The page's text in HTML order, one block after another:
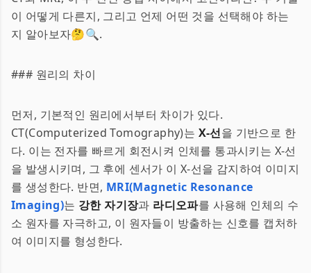
이 어떻게 다른지, 그리고 언제 어떤 것을 선택해야 하는
지 알아보자🤔🔍.
### 원리의 차이
먼저, 기본적인 원리에서부터 차이가 있다.
CT(Computerized Tomography)는 X-선을 기반으로 한
다. 이는 전자를 빠르게 회전시켜 인체를 통과시키는 X-선
을 발생시키며, 그 후에 센서가 이 X-선을 감지하여 이미지
를 생성한다. 반면, MRI(Magnetic Resonance
Imaging)는 강한 자기장과 라디오파를 사용해 인체의 수
소 원자를 자극하고, 이 원자들이 방출하는 신호를 캡처하
여 이미지를 형성한다.